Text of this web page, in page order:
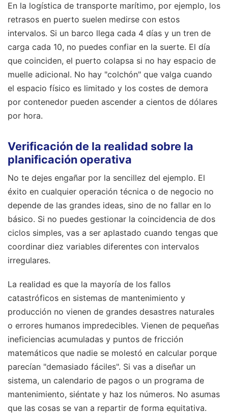
En la logística de transporte marítimo, por ejemplo, los
retrasos en puerto suelen medirse con estos
intervalos. Si un barco llega cada 4 días y un tren de
carga cada 10, no puedes confiar en la suerte. El día
que coinciden, el puerto colapsa si no hay espacio de
muelle adicional. No hay "colchón" que valga cuando
el espacio físico es limitado y los costes de demora
por contenedor pueden ascender a cientos de dólares
por hora.
Verificación de la realidad sobre la
planificación operativa
No te dejes engañar por la sencillez del ejemplo. El
éxito en cualquier operación técnica o de negocio no
depende de las grandes ideas, sino de no fallar en lo
básico. Si no puedes gestionar la coincidencia de dos
ciclos simples, vas a ser aplastado cuando tengas que
coordinar diez variables diferentes con intervalos
irregulares.
La realidad es que la mayoría de los fallos
catastróficos en sistemas de mantenimiento y
producción no vienen de grandes desastres naturales
o errores humanos impredecibles. Vienen de pequeñas
ineficiencias acumuladas y puntos de fricción
matemáticos que nadie se molestó en calcular porque
parecían "demasiado fáciles". Si vas a diseñar un
sistema, un calendario de pagos o un programa de
mantenimiento, siéntate y haz los números. No asumas
que las cosas se van a repartir de forma equitativa.